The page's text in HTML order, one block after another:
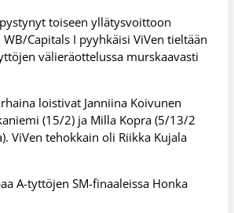
toiseen yllätysvoittoon
WB/Capitals I pyyhkäisi ViVen tieltään
välieräottelussa murskaavasti
loistivat Janniina Koivunen
(15/2) ja Milla Kopra (5/13/2
ViVen tehokkain oli Riikka Kujala
A-tyttöjen SM-finaaleissa Honka